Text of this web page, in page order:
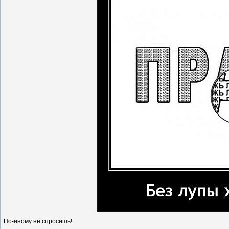
По-иному не спросишь!